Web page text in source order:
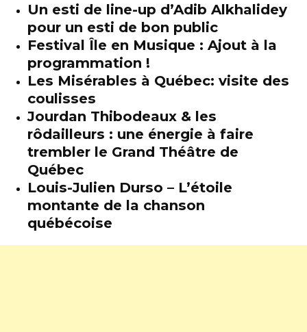
Un esti de line-up d’Adib Alkhalidey
pour un esti de bon public
Festival Île en Musique : Ajout à la
programmation !
Les Misérables à Québec: visite des
coulisses
Jourdan Thibodeaux & les
rôdailleurs : une énergie à faire
trembler le Grand Théâtre de
Québec
Louis-Julien Durso – L’étoile
montante de la chanson
québécoise